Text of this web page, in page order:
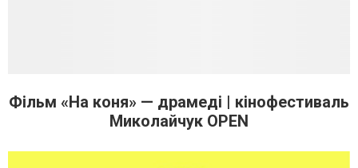
Фільм «На коня» — драмеді | кінофестиваль
Миколайчук OPEN